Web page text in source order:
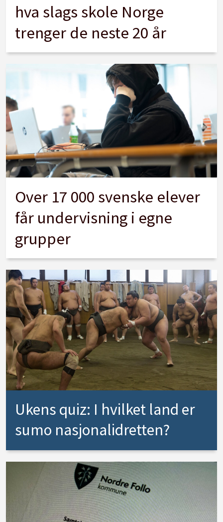
hva slags skole Norge
trenger de neste 20 år
Over 17 000 svenske elever
får undervisning i egne
grupper
Ukens quiz: I hvilket land er
sumo nasjonalidretten?